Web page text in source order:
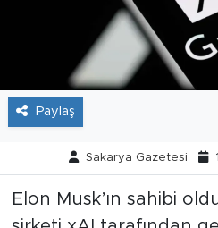
Paylaş
Sakarya Gazetesi
Elon Musk’ın sahibi
Foto Şaka
Teknoloji
Politika